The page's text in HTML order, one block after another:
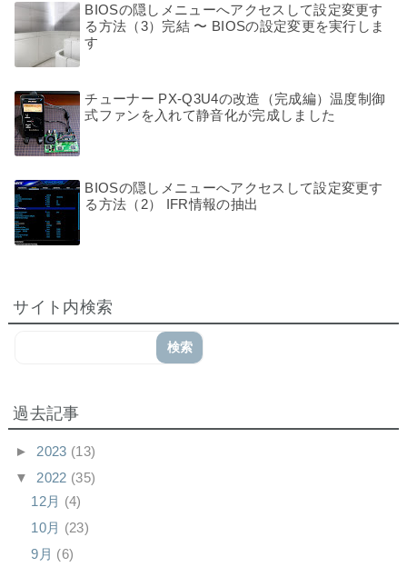
BIOSの隠しメニューへアクセスして設定変更す
る方法（3）完結 〜 BIOSの設定変更を実行しま
す
チューナー PX-Q3U4の改造（完成編）温度制御
式ファンを入れて静音化が完成しました
BIOSの隠しメニューへアクセスして設定変更す
る方法（2） IFR情報の抽出
サイト内検索
過去記事
► 2023 (13)
▼2022 (35)
12月 (4)
10月 (23)
9月 (6)